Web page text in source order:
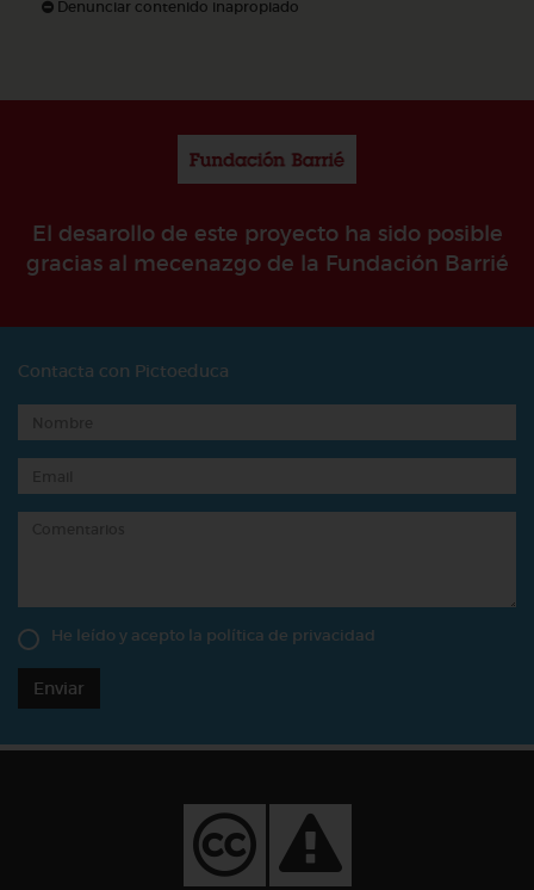
Denunciar contenido inapropiado
El desarollo de este proyecto ha sido posible
gracias al mecenazgo de la Fundación Barrié
Contacta con Pictoeduca
He leído y acepto la política de privacidad
Enviar